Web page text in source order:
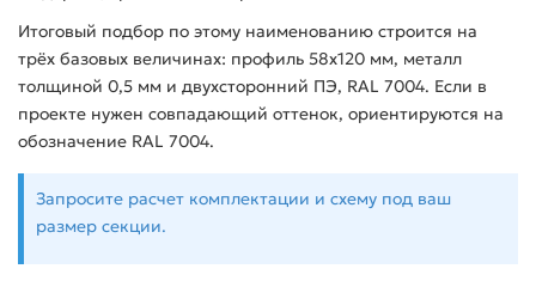
Итоговый подбор по этому наименованию строится на
трёх базовых величинах: профиль 58х120 мм, металл
толщиной 0,5 мм и двухсторонний ПЭ, RAL 7004. Если в
проекте нужен совпадающий оттенок, ориентируются на
обозначение RAL 7004.
Запросите расчет комплектации и схему под ваш
размер секции.